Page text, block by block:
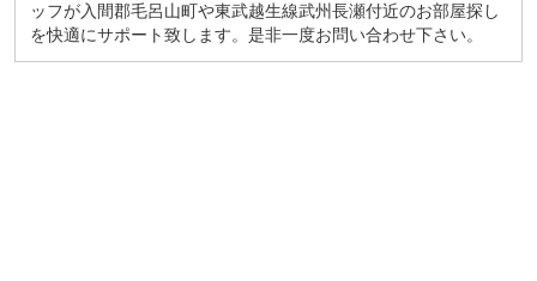
ッフが入間郡毛呂山町や東武越生線武州長瀬付近のお部屋探し
を快適にサポート致します。是非一度お問い合わせ下さい。